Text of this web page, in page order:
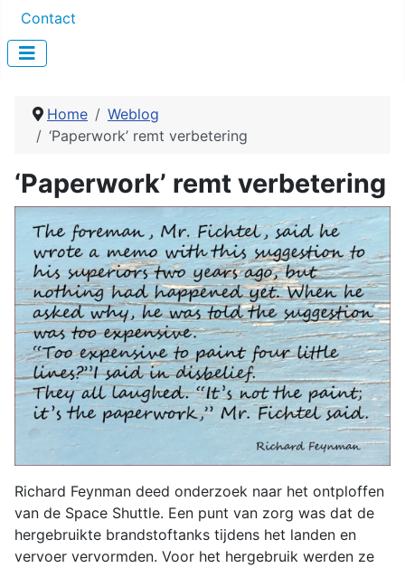
Contact
Home
Weblog
‘Paperwork’ remt verbetering
‘Paperwork’ remt verbetering
Richard Feynman deed onderzoek naar het ontploffen
van de Space Shuttle. Een punt van zorg was dat de
hergebruikte brandstoftanks tijdens het landen en
vervoer vervormden. Voor het hergebruik werden ze